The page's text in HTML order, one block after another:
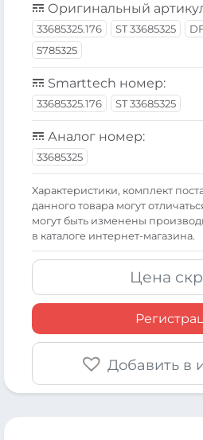
Оригинальный
33685325.176 ST 33685325
5785325
Smarttech номер:
33685325.176 ST 33685325
Аналог номер:
33685325
Xарактеристики, комплект
данного товара могут
могут быть изменены
в каталоге интернет-магазина.
Цена
Добавить в